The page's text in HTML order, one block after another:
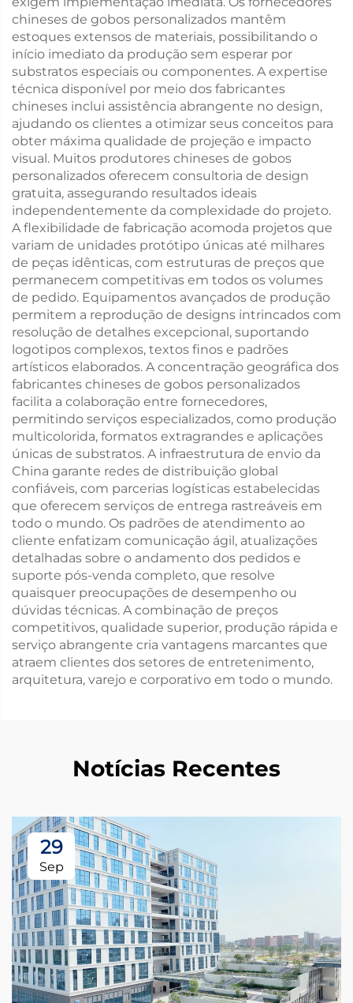
chineses de gobos personalizados mantêm
estoques extensos de materiais, possibilitando o
início imediato da produção sem esperar por
substratos especiais ou componentes. A expertise
técnica disponível por meio dos fabricantes
chineses inclui assistência abrangente no design,
ajudando os clientes a otimizar seus conceitos para
obter máxima qualidade de projeção e impacto
visual. Muitos produtores chineses de gobos
personalizados oferecem consultoria de design
gratuita, assegurando resultados ideais
independentemente da complexidade do projeto.
A flexibilidade de fabricação acomoda projetos que
variam de unidades protótipo únicas até milhares
de peças idênticas, com estruturas de preços que
permanecem competitivas em todos os volumes
de pedido. Equipamentos avançados de produção
permitem a reprodução de designs intrincados com
resolução de detalhes excepcional, suportando
logotipos complexos, textos finos e padrões
artísticos elaborados. A concentração geográfica dos
fabricantes chineses de gobos personalizados
facilita a colaboração entre fornecedores,
permitindo serviços especializados, como produção
multicolorida, formatos extragrandes e aplicações
únicas de substratos. A infraestrutura de envio da
China garante redes de distribuição global
confiáveis, com parcerias logísticas estabelecidas
que oferecem serviços de entrega rastreáveis em
todo o mundo. Os padrões de atendimento ao
cliente enfatizam comunicação ágil, atualizações
detalhadas sobre o andamento dos pedidos e
suporte pós-venda completo, que resolve
quaisquer preocupações de desempenho ou
dúvidas técnicas. A combinação de preços
competitivos, qualidade superior, produção rápida e
serviço abrangente cria vantagens marcantes que
atraem clientes dos setores de entretenimento,
arquitetura, varejo e corporativo em todo o mundo.
Notícias Recentes
29
Sep